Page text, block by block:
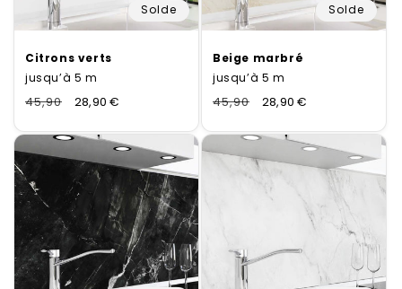
Solde
Citrons verts
jusqu’à 5 m
Normaler
45,90 Verkaufspreis
28,90 €
Solde
Beige marbré
jusqu’à 5 m
Normaler
45,90 Verkaufspreis
28,90 €